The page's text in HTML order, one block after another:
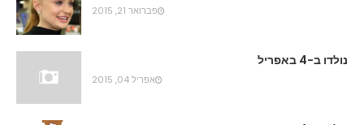
פברואר 21, 2015
נולדו ב-4 באפריל
אפריל 04, 2015